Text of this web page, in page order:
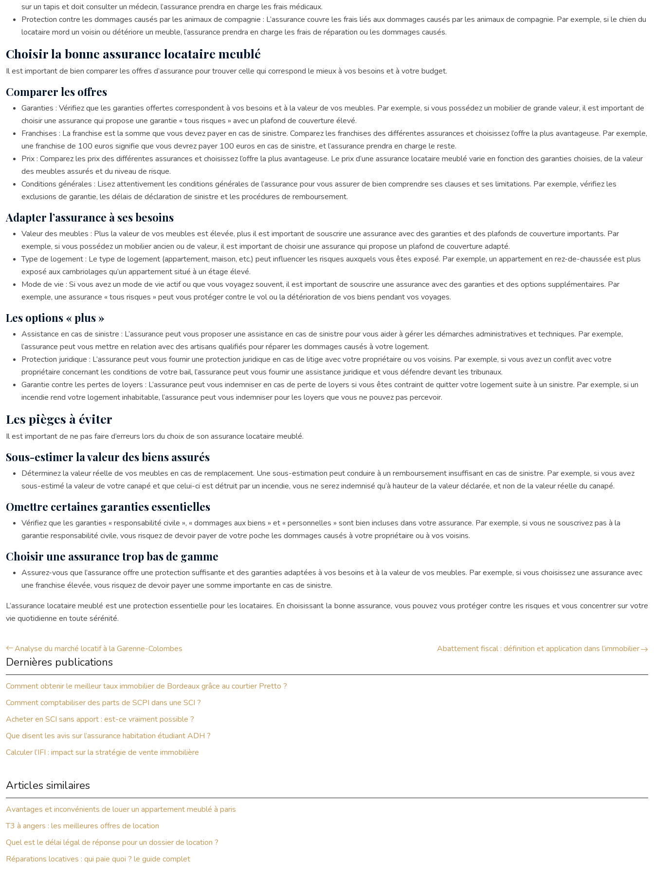
sur un tapis et doit consulter un médecin, l’assurance prendra en charge les frais médicaux.
Protection contre les dommages causés par les animaux de compagnie : L’assurance couvre les frais liés aux dommages causés par les animaux de compagnie. Par exemple, si le chien du
locataire mord un voisin ou détériore un meuble, l’assurance prendra en charge les frais de réparation ou les dommages causés.
Choisir la bonne assurance locataire meublé
Il est important de bien comparer les offres d’assurance pour trouver celle qui correspond le mieux à vos besoins et à votre budget.
Comparer les offres
Garanties : Vérifiez que les garanties offertes correspondent à vos besoins et à la valeur de vos meubles. Par exemple, si vous possédez un mobilier de grande valeur, il est important de
choisir une assurance qui propose une garantie « tous risques » avec un plafond de couverture élevé.
Franchises : La franchise est la somme que vous devez payer en cas de sinistre. Comparez les franchises des différentes assurances et choisissez l’offre la plus avantageuse. Par exemple,
une franchise de 100 euros signifie que vous devrez payer 100 euros en cas de sinistre, et l’assurance prendra en charge le reste.
Prix : Comparez les prix des différentes assurances et choisissez l’offre la plus avantageuse. Le prix d’une assurance locataire meublé varie en fonction des garanties choisies, de la valeur
des meubles assurés et du niveau de risque.
Conditions générales : Lisez attentivement les conditions générales de l’assurance pour vous assurer de bien comprendre ses clauses et ses limitations. Par exemple, vérifiez les
exclusions de garantie, les délais de déclaration de sinistre et les procédures de remboursement.
Adapter l’assurance à ses besoins
Valeur des meubles : Plus la valeur de vos meubles est élevée, plus il est important de souscrire une assurance avec des garanties et des plafonds de couverture importants. Par
exemple, si vous possédez un mobilier ancien ou de valeur, il est important de choisir une assurance qui propose un plafond de couverture adapté.
Type de logement : Le type de logement (appartement, maison, etc.) peut influencer les risques auxquels vous êtes exposé. Par exemple, un appartement en rez-de-chaussée est plus
exposé aux cambriolages qu’un appartement situé à un étage élevé.
Mode de vie : Si vous avez un mode de vie actif ou que vous voyagez souvent, il est important de souscrire une assurance avec des garanties et des options supplémentaires. Par
exemple, une assurance « tous risques » peut vous protéger contre le vol ou la détérioration de vos biens pendant vos voyages.
Les options « plus »
Assistance en cas de sinistre : L’assurance peut vous proposer une assistance en cas de sinistre pour vous aider à gérer les démarches administratives et techniques. Par exemple,
l’assurance peut vous mettre en relation avec des artisans qualifiés pour réparer les dommages causés à votre logement.
Protection juridique : L’assurance peut vous fournir une protection juridique en cas de litige avec votre propriétaire ou vos voisins. Par exemple, si vous avez un conflit avec votre
propriétaire concernant les conditions de votre bail, l’assurance peut vous fournir une assistance juridique et vous défendre devant les tribunaux.
Garantie contre les pertes de loyers : L’assurance peut vous indemniser en cas de perte de loyers si vous êtes contraint de quitter votre logement suite à un sinistre. Par exemple, si un
incendie rend votre logement inhabitable, l’assurance peut vous indemniser pour les loyers que vous ne pouvez pas percevoir.
Les pièges à éviter
Il est important de ne pas faire d’erreurs lors du choix de son assurance locataire meublé.
Sous-estimer la valeur des biens assurés
Déterminez la valeur réelle de vos meubles en cas de remplacement. Une sous-estimation peut conduire à un remboursement insuffisant en cas de sinistre. Par exemple, si vous avez
sous-estimé la valeur de votre canapé et que celui-ci est détruit par un incendie, vous ne serez indemnisé qu’à hauteur de la valeur déclarée, et non de la valeur réelle du canapé.
Omettre certaines garanties essentielles
Vérifiez que les garanties « responsabilité civile », « dommages aux biens » et « personnelles » sont bien incluses dans votre assurance. Par exemple, si vous ne souscrivez pas à la
garantie responsabilité civile, vous risquez de devoir payer de votre poche les dommages causés à votre propriétaire ou à vos voisins.
Choisir une assurance trop bas de gamme
Assurez-vous que l’assurance offre une protection suffisante et des garanties adaptées à vos besoins et à la valeur de vos meubles. Par exemple, si vous choisissez une assurance avec
une franchise élevée, vous risquez de devoir payer une somme importante en cas de sinistre.
L’assurance locataire meublé est une protection essentielle pour les locataires. En choisissant la bonne assurance, vous pouvez vous protéger contre les risques et vous concentrer sur votre
vie quotidienne en toute sérénité.
Analyse du marché locatif à la Garenne-Colombes Abattement fiscal : définition et application dans l’immobilier
Dernières publications
Comment obtenir le meilleur taux immobilier de Bordeaux grâce au courtier Pretto ?
Comment comptabiliser des parts de SCPI dans une SCI ?
Acheter en SCI sans apport : est-ce vraiment possible ?
Que disent les avis sur l’assurance habitation étudiant ADH ?
Calculer l’IFI : impact sur la stratégie de vente immobilière
Articles similaires
Avantages et inconvénients de louer un appartement meublé à paris
T3 à angers : les meilleures offres de location
Quel est le délai légal de réponse pour un dossier de location ?
Réparations locatives : qui paie quoi ? le guide complet